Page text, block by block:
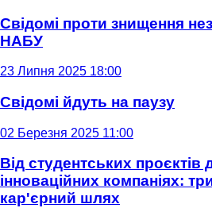
Свідомі проти знищення
НАБУ
23 Липня 2025 18:00
Свідомі йдуть на паузу
02 Березня 2025 11:00
Від студентських проєктів
інноваційних компаніях:
кар'єрний шлях